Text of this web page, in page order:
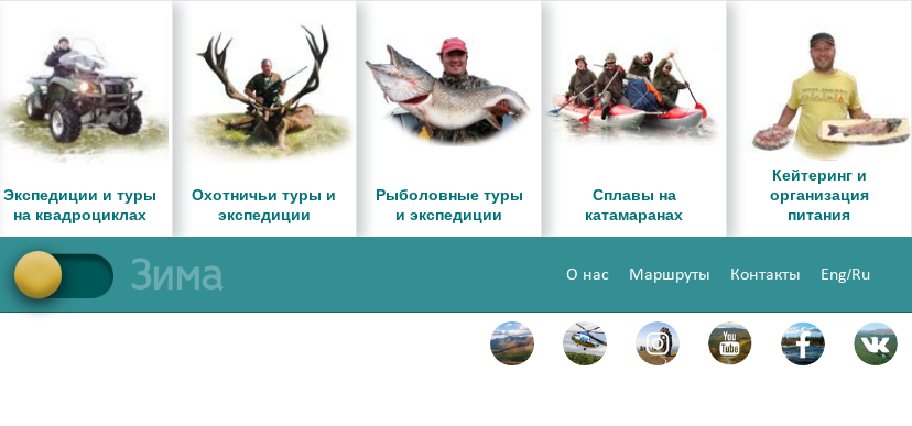
Экспедиции и туры
на квадроциклах
Охотничьи туры и
экспедиции
Рыболовные туры
и экспедиции
Сплавы на
катамаранах
Кейтеринг и
организация
питания
Зима О нас Маршруты Контакты Eng/Ru